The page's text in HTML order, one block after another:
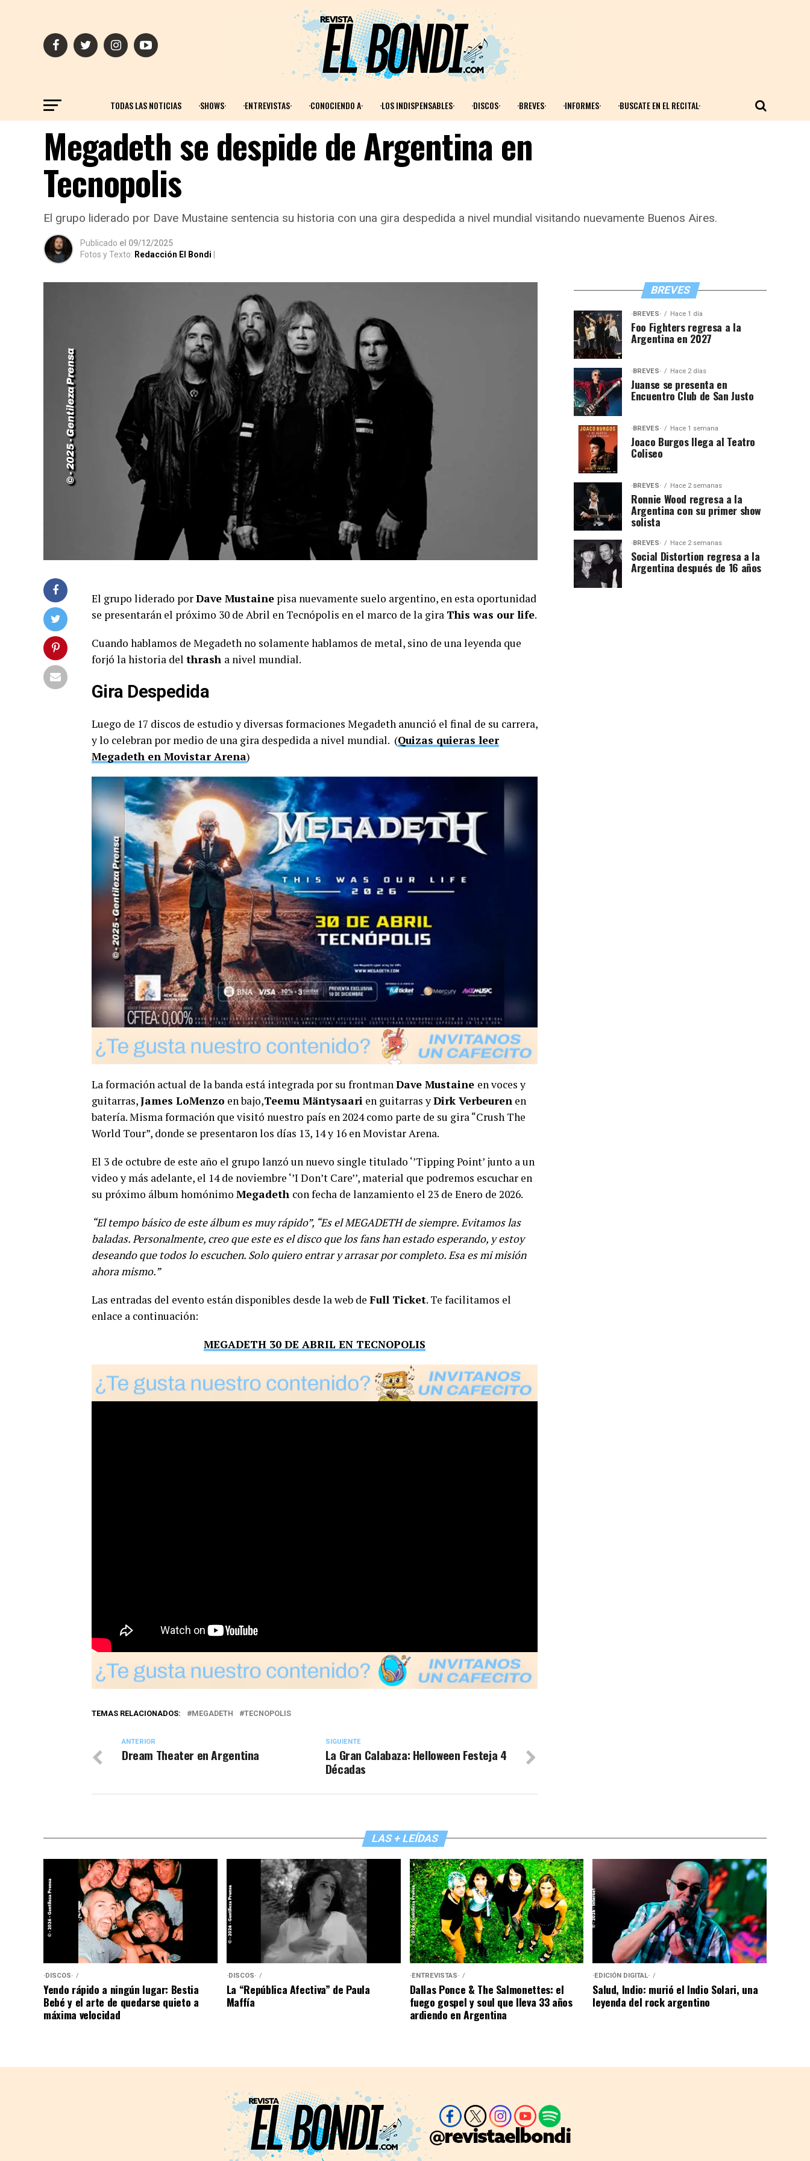
TODAS LAS NOTICIAS ·SHOWS· ·ENTREVISTAS· ·CONOCIENDO A· ·LOS INDISPENSABLES· ·DISCOS· ·BREVES· ·INFORMES· ·BUSCATE EN EL RECITAL·
Megadeth se despide de Argentina en
Tecnopolis
El grupo liderado por Dave Mustaine sentencia su historia con una gira despedida a nivel mundial visitando nuevamente Buenos Aires.
Publicado el 09/12/2025
Fotos y Texto: Redacción El Bondi
El grupo liderado porDave Mustaine pisa nuevamente suelo argentino, en esta oportunidad
se presentarán el próximo 30 de Abril en Tecnópolis en el marco de la gira This was our life.
Cuando hablamos de Megadeth no solamente hablamos de metal, sino de una leyenda que
forjó la historia del thrash a nivel mundial.
Gira Despedida
Luego de 17 discos de estudio y diversas formaciones Megadeth anunció el final de su carrera,
y lo celebran por medio de una gira despedida a nivel mundial. (Quizas quieras leer
Megadeth en Movistar Arena)
La formación actual de la banda está integrada por su frontmanDave Mustaine en voces y
guitarras,James LoMenzo en bajo,Teemu Mäntysaari en guitarras yDirk Verbeuren en
batería. Misma formación que visitó nuestro país en 2024 como parte de su gira “Crush The
World Tour”, donde se presentaron los días 13, 14 y 16 en Movistar Arena.
El 3 de octubre de este año el grupo lanzó un nuevo single titulado ‘’Tipping Point’ junto a un
video y más adelante, el 14 de noviembre ‘’I Don’t Care’’, material que podremos escuchar en
su próximo álbum homónimo Megadeth con fecha de lanzamiento el 23 de Enero de 2026.
“El tempo básico de este álbum es muy rápido”, “Es el MEGADETH de siempre. Evitamos las
baladas. Personalmente, creo que este es el disco que los fans han estado esperando, y estoy
deseando que todos lo escuchen. Solo quiero entrar y arrasar por completo. Esa es mi misión
ahora mismo.”
Las entradas del evento están disponibles desde la web de Full Ticket. Te facilitamos el
enlace a continuación:
MEGADETH 30 DE ABRIL EN TECNOPOLIS
TEMAS RELACIONADOS: MEGADETH TECNOPOLIS
SIGUIENTE
La Gran Calabaza: Helloween Festeja 4
Décadas
ANTERIOR
Dream Theater en Argentina
BREVES
·BREVES· Hace 1 día
Foo Fighters regresa a la
Argentina en 2027
·BREVES· Hace 2 días
Juanse se presenta en
Encuentro Club de San Justo
·BREVES· Hace 1 semana
Joaco Burgos llega al Teatro
Coliseo
·BREVES· Hace 2 semanas
Ronnie Wood regresa a la
Argentina con su primer show
solista
·BREVES· Hace 2 semanas
Social Distortion regresa a la
Argentina después de 16 años
LAS + LEÍDAS
·DISCOS·
Yendo rápido a ningún lugar: Bestia
Bebé y el arte de quedarse quieto a
máxima velocidad
·DISCOS·
La “República Afectiva” de Paula
Maffía
·ENTREVISTAS·
Dallas Ponce & The Salmonettes: el
fuego gospel y soul que lleva 33 años
ardiendo en Argentina
·EDICIÓN DIGITAL·
Salud, Indio: murió el Indio Solari, una
leyenda del rock argentino